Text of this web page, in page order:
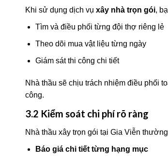
Khi sử dụng dịch vụ xây nhà trọn gói,
Tìm và điều phối từng đội thợ riêng lẻ
Theo dõi mua vật liệu từng ngày
Giám sát thi công chi tiết
Nhà thầu sẽ chịu trách nhiệm điều phối
công.
3.2 Kiểm soát chi phí rõ ràng
Nhà thầu xây trọn gói tại Gia Viễn
Báo giá chi tiết từng hạng mục